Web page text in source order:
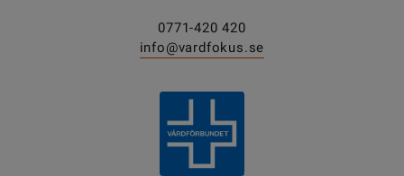
0771-420 420
info@vardfokus.se